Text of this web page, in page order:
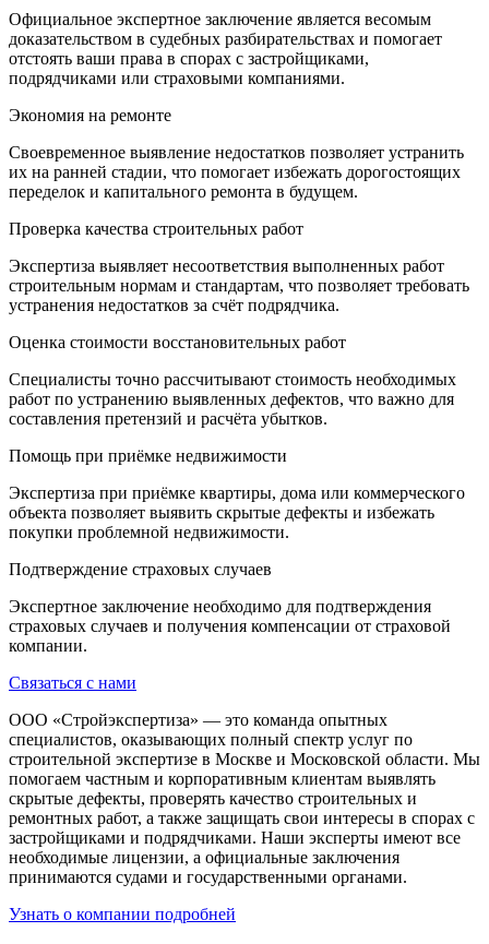
Официальное экспертное заключение является весомым
доказательством в судебных разбирательствах и помогает
отстоять ваши права в спорах с застройщиками,
подрядчиками или страховыми компаниями.
Экономия на ремонте
Своевременное выявление недостатков позволяет устранить
их на ранней стадии, что помогает избежать дорогостоящих
переделок и капитального ремонта в будущем.
Проверка качества строительных работ
Экспертиза выявляет несоответствия выполненных работ
строительным нормам и стандартам, что позволяет требовать
устранения недостатков за счёт подрядчика.
Оценка стоимости восстановительных работ
Специалисты точно рассчитывают стоимость необходимых
работ по устранению выявленных дефектов, что важно для
составления претензий и расчёта убытков.
Помощь при приёмке недвижимости
Экспертиза при приёмке квартиры, дома или коммерческого
объекта позволяет выявить скрытые дефекты и избежать
покупки проблемной недвижимости.
Подтверждение страховых случаев
Экспертное заключение необходимо для подтверждения
страховых случаев и получения компенсации от страховой
компании.
Связаться с нами
ООО «Стройэкспертиза» — это команда опытных
специалистов, оказывающих полный спектр услуг по
строительной экспертизе в Москве и Московской области. Мы
помогаем частным и корпоративным клиентам выявлять
скрытые дефекты, проверять качество строительных и
ремонтных работ, а также защищать свои интересы в спорах с
застройщиками и подрядчиками. Наши эксперты имеют все
необходимые лицензии, а официальные заключения
принимаются судами и государственными органами.
Узнать о компании подробней